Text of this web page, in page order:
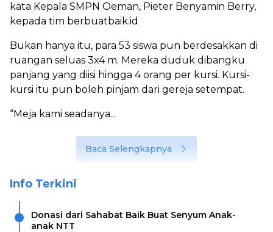
kata Kepala SMPN Oeman, Pieter Benyamin Berry,
kepada tim berbuatbaik.id
Bukan hanya itu, para 53 siswa pun berdesakkan di
ruangan seluas 3x4 m. Mereka duduk dibangku
panjang yang diisi hingga 4 orang per kursi. Kursi-
kursi itu pun boleh pinjam dari gereja setempat.
“Meja kami seadanya...
Baca Selengkapnya
Info Terkini
Donasi dari Sahabat Baik Buat Senyum Anak-
anak NTT